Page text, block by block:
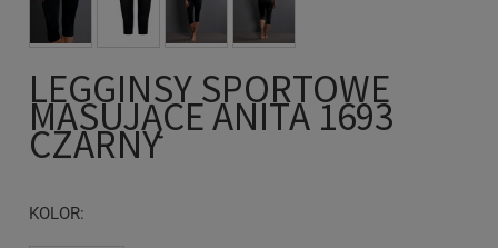
LEGGINSY SPORTOWE
MASUJĄCE ANITA 1693
CZARNY
KOLOR: